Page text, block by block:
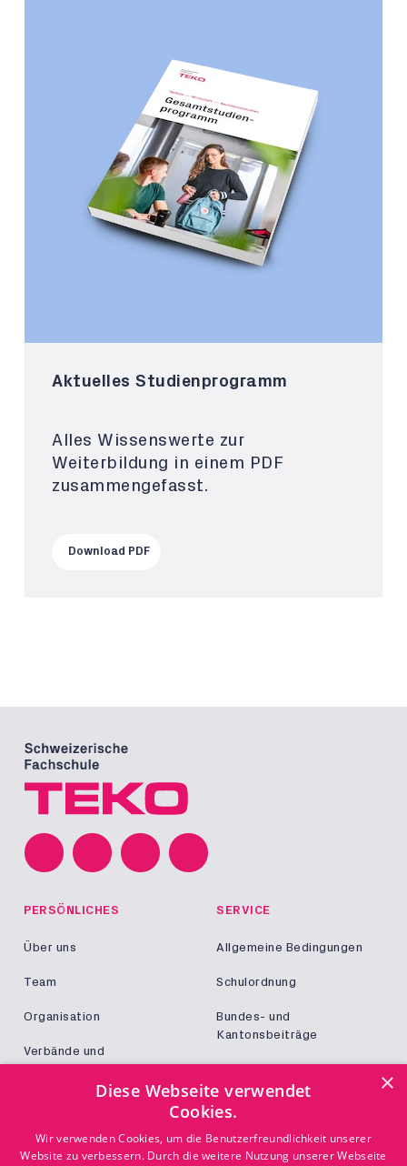
Aktuelles Studienprogramm
Alles Wissenswerte zur
Weiterbildung in einem PDF
zusammengefasst.
Download PDF
PERSÖNLICHES
Über uns
Team
Organisation
Verbände und
SERVICE
Allgemeine Bedingungen
Schulordnung
Bundes- und
Kantonsbeiträge
KONTAKT
×
Diese Webseite verwendet
Cookies.
Wir verwenden Cookies, um die Benutzerfreundlichkeit unserer
Website zu verbessern. Durch die weitere Nutzung unserer Webseite